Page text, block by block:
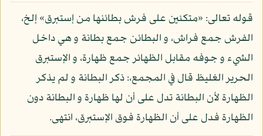
قوله تعالى: «متكئين على فرش بطائنها من إستبرق» إلخ،
الفرش جمع فراش، و البطائن جمع بطانة و هي داخل
الشيء و جوفه مقابل الظهائر جمع ظهارة، و الإستبرق
الحرير الغليظ قال في المجمع،: ذكر البطانة و لم يذكر
الظهارة لأن البطانة تدل على أن لها ظهارة و البطانة دون
الظهارة فدل على أن الظهارة فوق الإستبرق، انتهى.